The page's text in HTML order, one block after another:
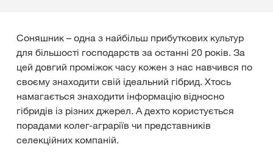
Соняшник – одна з найбільш прибуткових культур
для більшості господарств за останні 20 років. За
цей довгий проміжок часу кожен з нас навчився по
своєму знаходити свій ідеальний гібрид. Хтось
намагається знаходити інформацію відносно
гібридів із різних джерел. А дехто користується
порадами колег-аграріїв чи представників
селекційних компаній.